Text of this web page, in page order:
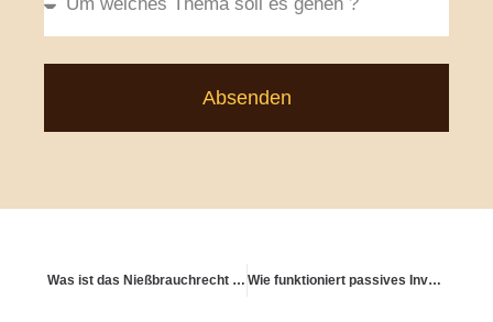
Absenden
Was ist das Nießbrauchrecht im Immobilienkontext? Wie funktioniert passives Investieren auf lange Sicht?